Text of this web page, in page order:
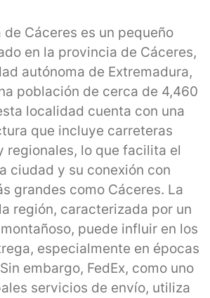
Cáceres es un pequeño
en la provincia de Cáceres,
autónoma de Extremadura,
población de cerca de 4,460
localidad cuenta con una
que incluye carreteras
regionales, lo que facilita el
ciudad y su conexión con
grandes como Cáceres. La
región, caracterizada por un
puede influir en los
especialmente en épocas
embargo, FedEx, como uno
servicios de envío, utiliza